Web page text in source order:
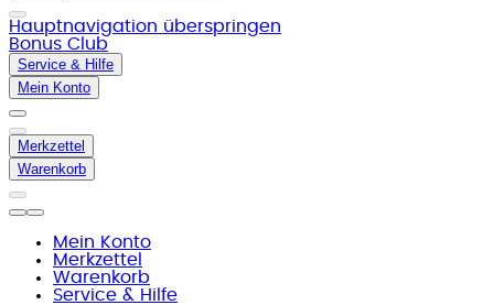
Hauptnavigation überspringen
Bonus Club
Service & Hilfe
Mein Konto
Merkzettel
Warenkorb
Mein Konto
Merkzettel
Warenkorb
Service & Hilfe